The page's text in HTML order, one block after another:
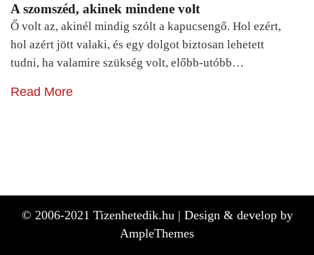
A szomszéd, akinek mindene volt
Ő volt az, akinél mindig szólt a kapucsengő. Hol ezért,
hol azért jött valaki, és egy dolgot biztosan lehetett
tudni, ha valamire szükség volt, előbb-utóbb…
Read More
© 2006-2021 Tizenhetedik.hu | Design & develop by
AmpleThemes